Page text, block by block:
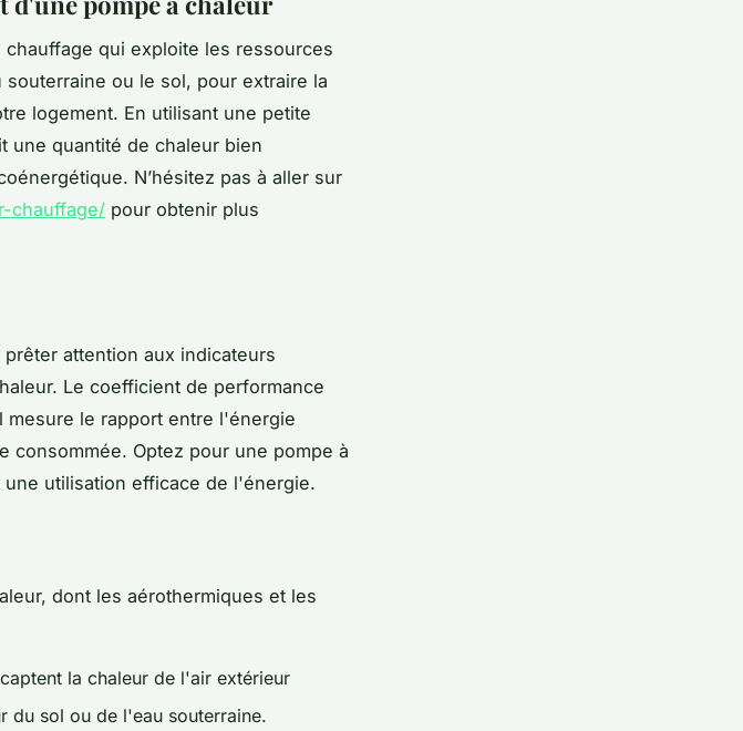
qui exploite les ressources
ou le sol, pour extraire la
logement. En utilisant une petite
une quantité de chaleur bien
N’hésitez pas à aller sur
chauffage/ pour obtenir plus
attention aux indicateurs
Le coefficient de performance
mesure le rapport entre l'énergie
Optez pour une pompe à
utilisation efficace de l'énergie.
dont les aérothermiques et les
la chaleur de l'air extérieur
du sol ou de l'eau souterraine.